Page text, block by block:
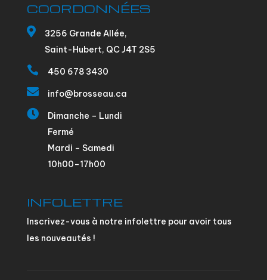
COORDONNÉES

3256 Grande Allée,
Saint-Hubert, QC J4T 2S5
 450 678 3430
 info@brosseau.ca

Dimanche – Lundi
Fermé
Mardi – Samedi
10h00–17h00
INFOLETTRE
Inscrivez-vous à notre infolettre pour avoir tous
les nouveautés !